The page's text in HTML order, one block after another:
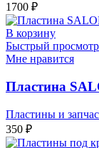
1700 ₽
В корзину
Быстрый просмотр
Мне нравится
Пластина
Пластины и
350 ₽